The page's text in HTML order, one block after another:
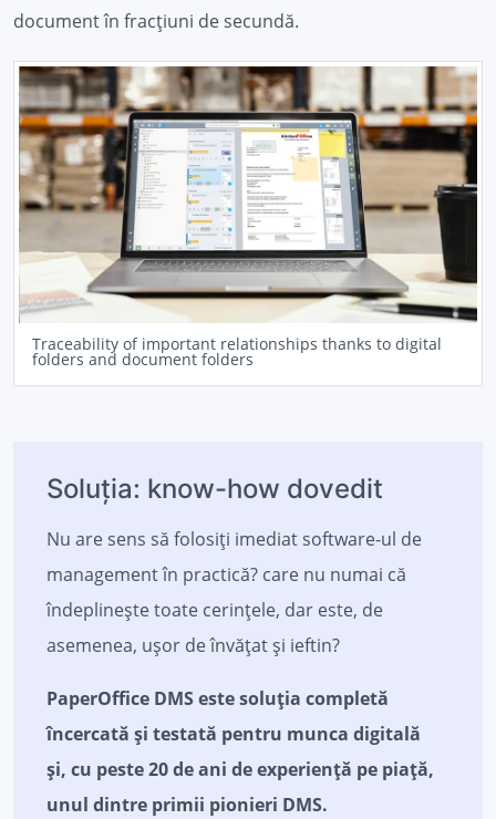
document în fracțiuni de secundă.
Traceability of important relationships thanks to digital
folders and document folders
Soluția: know-how dovedit
Nu are sens să folosiți imediat software-ul de
management în practică? care nu numai că
îndeplinește toate cerințele, dar este, de
asemenea, ușor de învățat și ieftin?
PaperOffice DMS este soluția completă
încercată și testată pentru munca digitală
și, cu peste 20 de ani de experiență pe piață,
unul dintre primii pionieri DMS.